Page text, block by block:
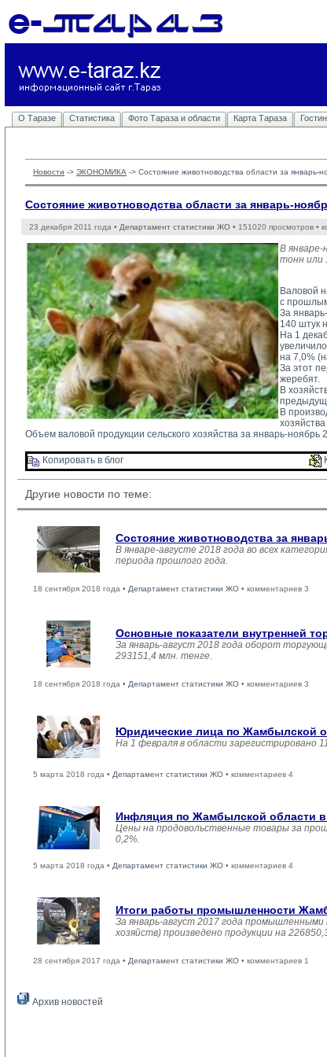
О Таразе Статистика Фото Тараза и области Карта Тараза
Новости -> ЭКОНОМИКА -> Состояние животноводства области за январь-
Состояние животноводства области за январь-
23 декабря 2011 года • Департамент статистики ЖО • 151020 просмотров •
В январе-
тонн или
Валовой
с
За
140 штук
На 1
на 7,0%
За этот
жеребят.
В
В
Объем валовой продукции сельского хозяйства за январь-
Копировать в блог
Другие новости по теме:
Состояние животноводства за
В январе-августе 2018 года во всех
периода прошлого года.
18 сентября 2018 года • Департамент статистики ЖО • комментариев 3
Основные показатели внутренней
За январь-август 2018 года оборот
293151,4 млн. тенге.
18 сентября 2018 года • Департамент статистики ЖО • комментариев 3
Юридические лица по Жамбылской
На 1 февраля в области зарегистрировано
5 марта 2018 года • Департамент статистики ЖО • комментариев 4
Инфляция по Жамбылской области в
Цены на продовольственные товары за
0,2%.
5 марта 2018 года • Департамент статистики ЖО • комментариев 4
Итоги работы промышленности
За январь-август 2017 года
хозяйств) произведено продукции на
28 сентября 2017 года • Департамент статистики ЖО • комментариев 1
Архив новостей